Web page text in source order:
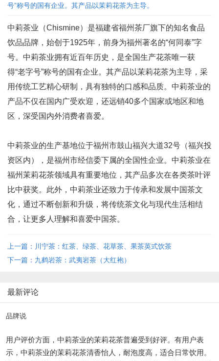
号”称号的国有企业。其产品以茉莉花茶为主导。
中莉茶业（Chismine）是福建省福州茶厂旗下的知名食品
饮品品牌，始创于1925年，前身为福州著名的“何同泰”字
号。中莉茶业拥有近百年历史，是全国生产花茶唯一获
得“老字号”称号的国有企业。其产品以茉莉花茶为主导，采
用传统工艺精心研制，具有独特的口感和品质。中莉茶业的
产品不仅在国内广受欢迎，还远销40多个国家或地区和地
区，深受国内外消费者喜爱。
中莉茶业的生产基地位于福州市鼓山福兴大道32号（福兴投
资区内），是福州市经信委下属的全国性企业。中莉茶业在
福州茉莉花茶领域具有重要地位，其产品多次在各类茶叶评
比中获奖。此外，中莉茶业还致力于传承和发展中国茶文
化，通过不断创新和升级，将传统茶文化与现代生活相结
合，让更多人理解和喜爱中国茶。
上一篇：川宁茶：红茶、绿茶、花草茶、果茶英式饮茶
下一篇：九鹤岩茶：武夷岩茶（大红袍）
最新评论
品牌说
用户评价方面，中莉茶业的茉莉花茶普遍受到好评。有用户表
示，中莉茶业的茉莉花茶清香怡人，耐泡度高，适合日常饮用。